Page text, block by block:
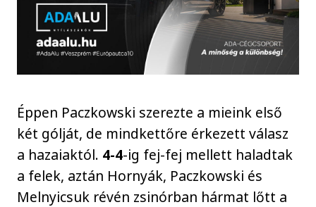
Éppen Paczkowski szerezte a mieink első
két gólját, de mindkettőre érkezett válasz
a hazaiaktól. 4-4-ig fej-fej mellett haladtak
a felek, aztán Hornyák, Paczkowski és
Melnyicsuk révén zsinórban hármat lőtt a